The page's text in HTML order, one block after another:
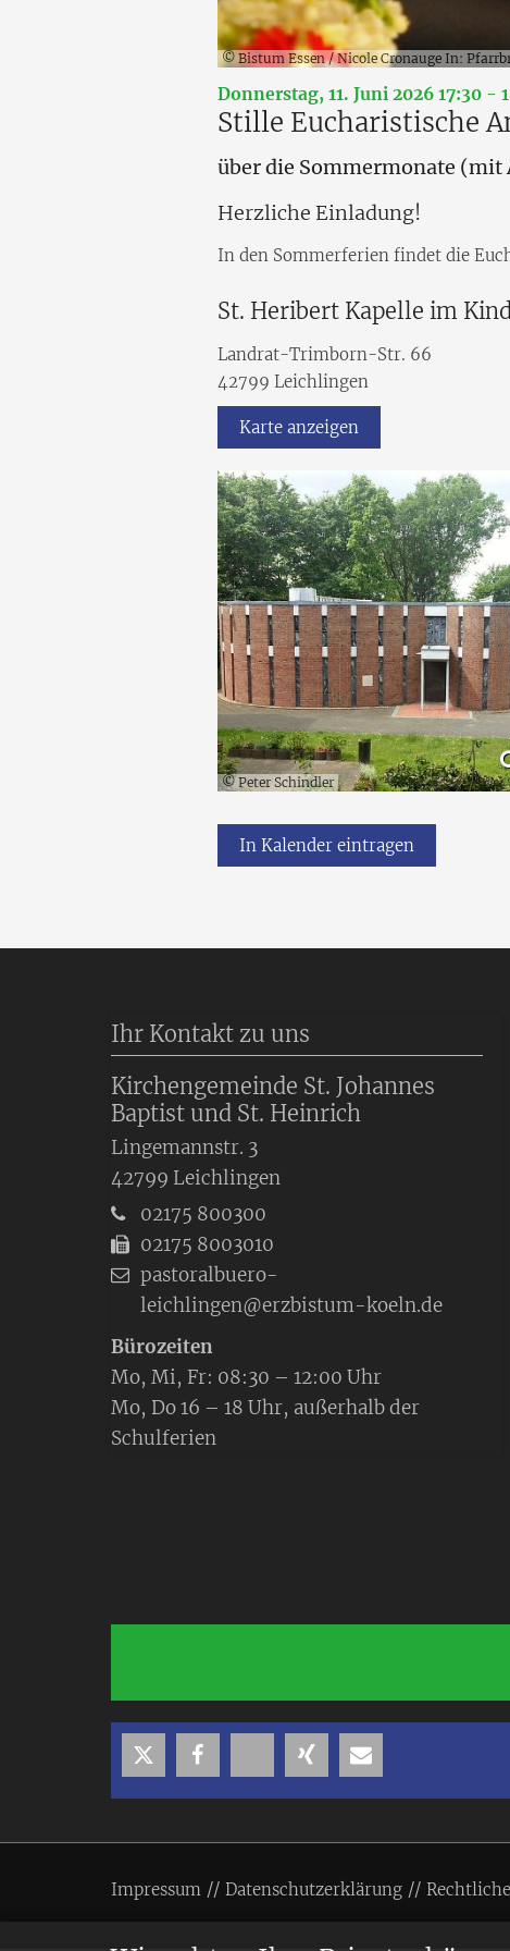
© Bistum Essen / Nicole Cronauge In:
Donnerstag, 11. Juni 2026 17:30 -
Stille Eucharistische
über die Sommermonate (mit
Herzliche Einladung!
In den Sommerferien findet die
St. Heribert Kapelle im
Landrat-Trimborn-Str. 66
42799 Leichlingen
Karte anzeigen
© Peter Schindler
In Kalender eintragen
Ihr Kontakt zu uns
Kirchengemeinde St. Johannes
Baptist und St. Heinrich
Lingemannstr. 3
42799 Leichlingen
02175 800300
02175 8003010
pastoralbuero-
leichlingen@erzbistum-koeln.de
Bürozeiten
Mo, Mi, Fr: 08:30 – 12:00 Uhr
Mo, Do 16 – 18 Uhr, außerhalb der
Schulferien
Impressum Datenschutzerklärung